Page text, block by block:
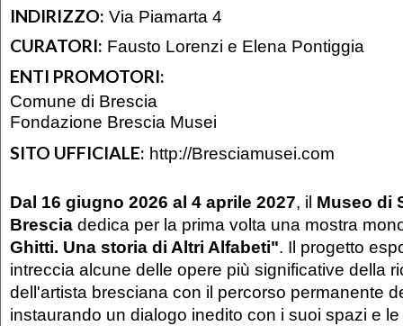
INDIRIZZO: Via Piamarta 4
CURATORI: Fausto Lorenzi e Elena Pontiggia
ENTI PROMOTORI:
Comune di Brescia
Fondazione Brescia Musei
SITO UFFICIALE: http://Bresciamusei.com
Dal 16 giugno 2026 al 4 aprile 2027, il Museo di
Brescia dedica per la prima volta una mostra
Ghitti. Una storia di Altri Alfabeti". Il progetto
intreccia alcune delle opere più significative della
dell'artista bresciana con il percorso permanente
instaurando un dialogo inedito con i suoi spazi e